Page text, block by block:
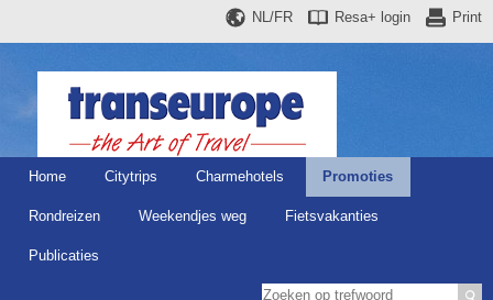
Print
Resa+ login
NL/FR
Home Citytrips Charmehotels Promoties
Rondreizen Weekendjes weg Fietsvakanties
Publicaties